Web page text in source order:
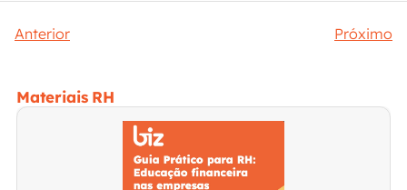
Anterior Próximo
Materiais RH